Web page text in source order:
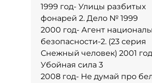
1999 год- Улицы разбитых
фонарей 2. Дело № 1999
2000 год- Агент
безопасности-2. (23 серия
Снежный человек) 2001
Убойная сила 3
2008 год- Не думай про